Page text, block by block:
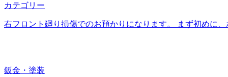
カテゴリー
右フロント廻り損傷でのお預かりになります。 まず初めに
鈑金・塗装